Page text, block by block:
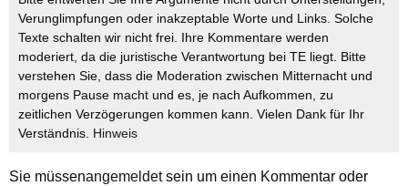
Verunglimpfungen oder inakzeptable Worte und Links. Solche
Texte schalten wir nicht frei. Ihre Kommentare werden
moderiert, da die juristische Verantwortung bei TE liegt. Bitte
verstehen Sie, dass die Moderation zwischen Mitternacht und
morgens Pause macht und es, je nach Aufkommen, zu
zeitlichen Verzögerungen kommen kann. Vielen Dank für Ihr
Verständnis. Hinweis
Sie müssenangemeldetsein um einen Kommentar oder